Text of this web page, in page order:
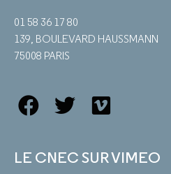
01 58 36 17 80
139, BOULEVARD HAUSSMANN
75008 PARIS
LE CNEC SUR VIMEO